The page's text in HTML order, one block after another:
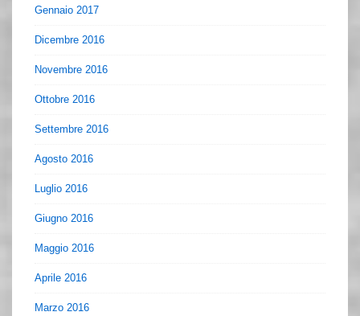
Gennaio 2017
Dicembre 2016
Novembre 2016
Ottobre 2016
Settembre 2016
Agosto 2016
Luglio 2016
Giugno 2016
Maggio 2016
Aprile 2016
Marzo 2016